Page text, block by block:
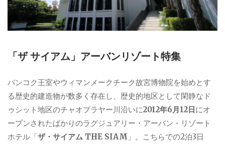
「ザ サイアム」アーバンリゾート特集
バンコク王室やウィマンメークチーク故宮博物院を始めとす
る歴史的建造物が数多く存在し、歴史的地区として閑静なド
ゥシット地区のチャオプラヤー川沿いに2012年6月12日にオ
ープンされたばかりのラグジュアリー・アーバン・リゾート
ホテル「ザ・サイアム THE SIAM 」。こちらでの2泊3日